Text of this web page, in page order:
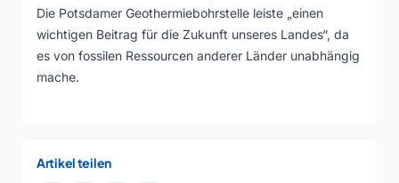
Die Potsdamer Geothermiebohrstelle leiste „einen
wichtigen Beitrag für die Zukunft unseres Landes“, da
es von fossilen Ressourcen anderer Länder unabhängig
mache.
Artikel teilen